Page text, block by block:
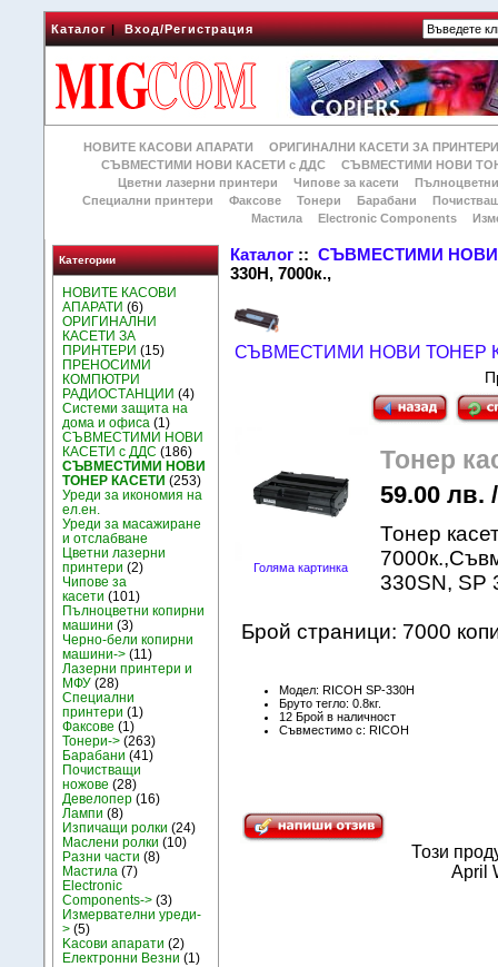
Каталог|Вход/Регистрация
НОВИТЕ КАСОВИ АПАРАТИ
ОРИГИНАЛНИ КАСЕТИ ЗА
СЪВМЕСТИМИ НОВИ КАСЕТИ с ДДС
СЪВМЕСТИМИ НОВИ
Цветни лазерни принтери
Чипове за касети
Специални принтери
Факсове Тонери Барабани
Мастила
Electronic Components
Категории
НОВИТЕ КАСОВИ
АПАРАТИ (6)
ОРИГИНАЛНИ
КАСЕТИ ЗА
ПРИНТЕРИ (15)
ПРЕНОСИМИ
КОМПЮТРИ
РАДИОСТАНЦИИ (4)
Системи защита на
дома и офиса (1)
СЪВМЕСТИМИ НОВИ
КАСЕТИ с ДДС (186)
СЪВМЕСТИМИ НОВИ
ТОНЕР КАСЕТИ (253)
Уреди за икономия на
ел.ен.
Уреди за масажиране
и отслабване
Цветни лазерни
принтери (2)
Чипове за
касети (101)
Пълноцветни копирни
машини (3)
Черно-бели копирни
машини-> (11)
Лазерни принтери и
МФУ (28)
Специални
принтери (1)
Факсове (1)
Тонери-> (263)
Барабани (41)
Почистващи
ножове (28)
Девелопер (16)
Лампи (8)
Изпичащи ролки (24)
Маслени ролки (10)
Разни части (8)
Мастила (7)
Electronic
Components-> (3)
Измервателни уреди-
> (5)
Kасови апарати (2)
Електронни Везни (1)
Каталог ::СЪВМЕСТИМИ НОВИ
330H, 7000к.,
СЪВМЕСТИМИ НОВИ ТОНЕР
Голяма картинка
Тонер
59.00 лв.
Тонер
330SN, SP
Брой страници: 7000
Модел: RICOH SP-330H
Бруто тегло: 0.8кг.
12 Брой в наличност
Съвместимо с: RICOH
Този
April